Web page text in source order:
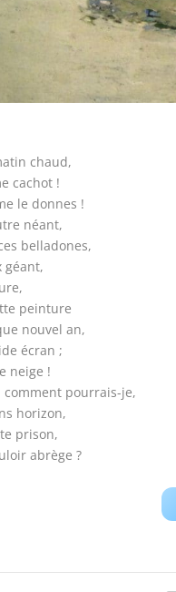
chaud,
cachot !
le donnes !
néant,
belladones,
géant,
peinture
nouvel an,
écran ;
neige !
comment pourrais-je,
horizon,
prison,
abrège ?